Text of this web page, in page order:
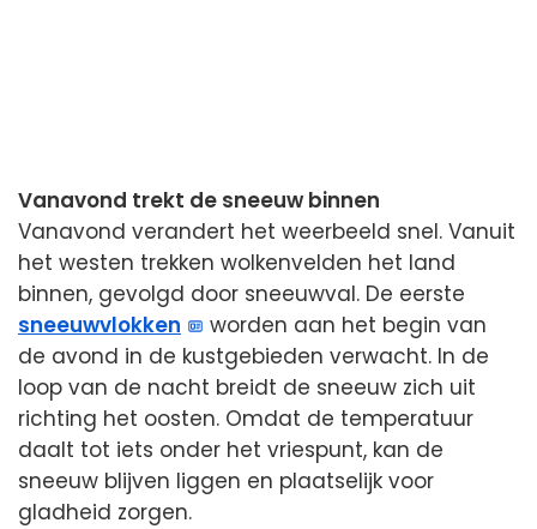
Vanavond trekt de sneeuw binnen
Vanavond verandert het weerbeeld snel. Vanuit
het westen trekken wolkenvelden het land
binnen, gevolgd door sneeuwval. De eerste
sneeuwvlokken
worden aan het begin van
de avond in de kustgebieden verwacht. In de
loop van de nacht breidt de sneeuw zich uit
richting het oosten. Omdat de temperatuur
daalt tot iets onder het vriespunt, kan de
sneeuw blijven liggen en plaatselijk voor
gladheid zorgen.